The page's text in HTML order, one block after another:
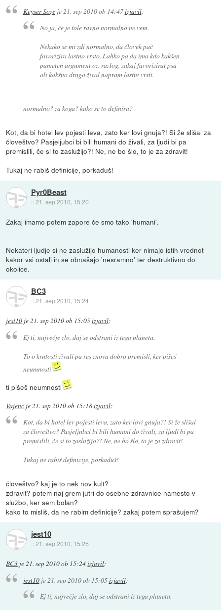
Keyser Sozeje21. sep 2010 ob 14:47izjavil:
No ja, če je tole ravno normalno ne vem.
Nekako se mi zdi normalno, da človek pač
favorizira lastno vrsto. Lahko pa da ima kdo kakšen
pameten argument oz. razlog, zakaj favorizirat psa
ali kakšno drugo žival napram lastni vrsti.
normalno? za koga? kako se to definira?
Kot, da bi hotel lev pojesti leva, zato ker lovi gnuja?! Si že slišal za
človeštvo? Pasjeljubci bi bili humani do živali, za ljudi bi pa
premislili, če si to zaslužijo?! Ne, ne bo šlo, to je za zdravit!
Tukaj ne rabiš definicije, porkaduš!
Pyr0Beast
::21. sep 2010, 15:20
Zakaj imamo potem zapore če smo tako 'humani'.
Nekateri ljudje si ne zaslužijo humanosti ker nimajo istih vrednot
kakor vsi ostali in se obnašajo 'nesramno' ter destruktivno do
okolice.
BC3
::21. sep 2010, 15:24
jest10 je21. sep 2010 ob 15:05izjavil:
Ej ti, največje zlo, daj se odstrani iz tega planeta.
To o krutosti živali pa res znova dobro premisli, ker pišeš
neumnosti
ti pišeš neumnosti
Vajenc je 21. sep 2010 ob 15:18izjavil:
Kot, da bi hotel lev pojesti leva, zato ker lovi gnuja?! Si že slišal
za človeštvo? Pasjeljubci bi bili humani do živali, za ljudi bi pa
premislili, če si to zaslužijo?! Ne, ne bo šlo, to je za zdravit!
Tukaj ne rabiš definicije, porkaduš!
človeštvo? kaj je to nek nov kult?
zdravit? potem naj grem jutri do osebne zdravnice namesto v
službo, ker sem bolan?
kako to misliš, da ne rabim definicije? zakaj potem sprašujem?
jest10
::21. sep 2010, 15:25
BC3 je21. sep 2010 ob 15:24izjavil:
jest10je 21. sep 2010 ob 15:05izjavil:
Ej ti, največje zlo, daj se odstrani iz tega planeta.